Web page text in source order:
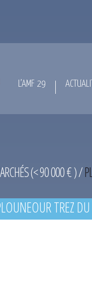
L’AMF 29
(< 90 000 € )/
TREZ